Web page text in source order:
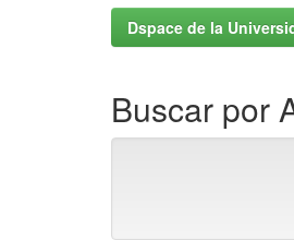
Dspace de la
Buscar por